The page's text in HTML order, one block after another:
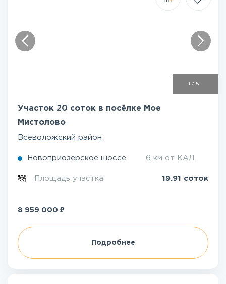
/ 5
Участок 20 соток в посёлке Мое
Мистолово
Всеволожский район
Новоприозерское шоссе 6 км от КАД
Площадь участка: 19.91 соток
8 959 000 ₽
Подробнее